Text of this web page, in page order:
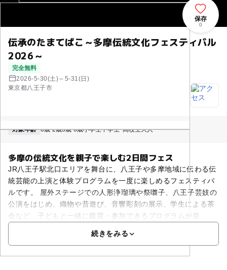
伝承のたまてばこ～多摩伝統文化フェスティバル
2026～
完全無料
2026-5-30(土)～5-31(日)
東京都八王子市
保存
0
対象年齢 0歳-2歳3歳-6歳小学生中学生･高校生大人
多摩の伝統文化を親子で楽しむ2日間フェス
JR八王子駅北口エリアを舞台に、八王子や多摩地域に伝わる伝
統芸能の上演と体験プログラムを一度に楽しめるフェスティバ
ルです。 屋外ステージでの人形浄瑠璃や祭囃子、八王子芸妓の
公演をはじめ、織物や昔遊び、音響彫刻の展示、学生による茶
会など、子どもと一緒に鑑賞・参加できるプログラムが並
続きをみる